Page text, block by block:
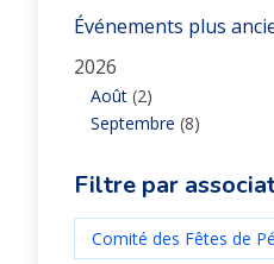
Événements plus
2026
Août (2)
Septembre (8)
Filtre par
Comité des Fêtes de